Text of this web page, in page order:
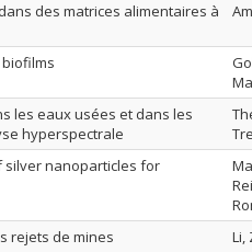
des matrices alimentaires à
les eaux usées et dans les
hyperspectrale
silver nanoparticles for
rejets de mines Li,